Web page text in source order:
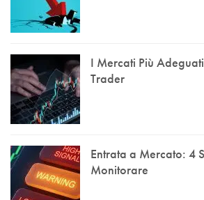
I Mercati Più
Trader
Entrata a Mercato: 4
Monitorare